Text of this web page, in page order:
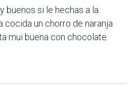
buenos si le hechas a la
cocida un chorro de naranja
mui buena con chocolate.